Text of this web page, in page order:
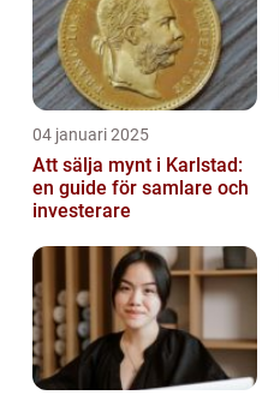
04 januari 2025
Att sälja mynt i Karlstad:
en guide för samlare och
investerare